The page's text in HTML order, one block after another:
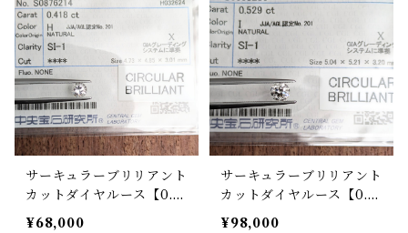
サーキュラーブリリアント
カットダイヤルース【0.41
8ct】PRO206137
¥68,000
サーキュラーブリリアント
カットダイヤルース【0.5
29ct】PRO206218
¥98,000